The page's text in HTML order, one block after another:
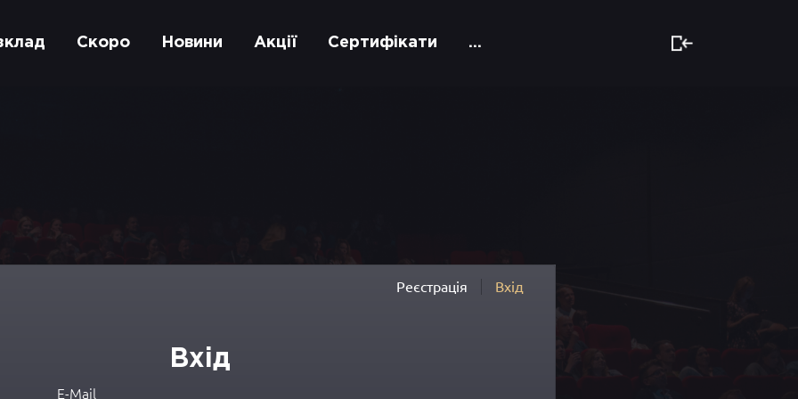
Скоро Новини Акції Сертифікати ...
Реєстрація Вхід
Вхід
E-Mail